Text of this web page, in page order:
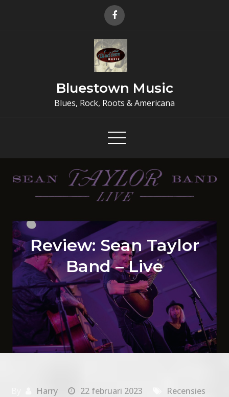
Bluestown Music
Blues, Rock, Roots & Americana
Review: Sean Taylor
Band – Live
Harry 22 februari 2023 Recensies